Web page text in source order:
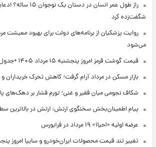
راز طول عمر انسان در دستان
شگفت‌زده کرد
روایت پزشکیان از برنامه‌های دولت برای بهبود معیشت
می‌شود
قیمت گوشت قرمز امروز پنجشنبه ۱۵ مرداد ۱۴۰۵ +جدول
بازار مسکن در مرداد آرام گرفت؛ کاهش تحرک خریداران
شکاف نجومی میان فقیر و غنی؛ تورم فشار بر دهک‌های
پیام اطمینان‌بخش سخنگوی ارتش: ارتش در بالاترین
عرضه اولیه «احیا۱» ۱۹ مرداد در فرابورس